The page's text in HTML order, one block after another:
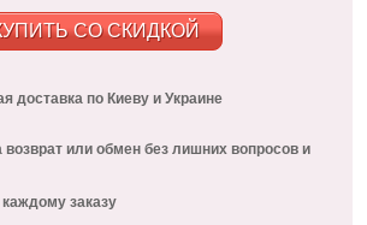
СО СКИДКОЙ
доставка по Киеву и Украине
возврат или обмен без лишних вопросов и
заказу